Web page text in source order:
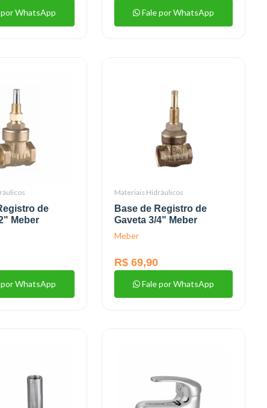
por WhatsApp Fale por WhatsApp
de
Meber
por WhatsApp
Materiais Hidráulicos
Base de Registro de
Gaveta 3/4" Meber
Meber
R$ 69,90
Fale por WhatsApp